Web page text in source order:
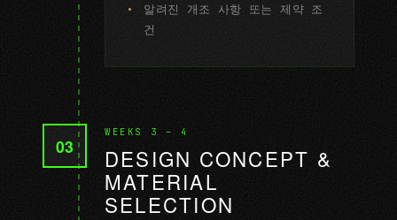
알려진 개조 사항 또는 제약 조
건
03
WEEKS 3 – 4
DESIGN CONCEPT &
MATERIAL
SELECTION